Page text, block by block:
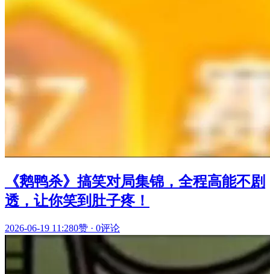
《鹅鸭杀》搞笑对局集锦，全程高能不剧
透，让你笑到肚子疼！
2026-06-19 11:280赞 · 0评论